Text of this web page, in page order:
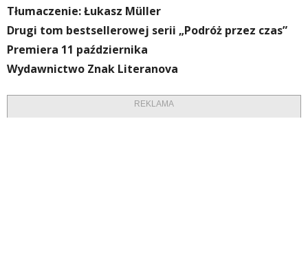
Tłumaczenie: Łukasz Müller
Drugi tom bestsellerowej serii „Podróż przez czas”
Premiera 11 października
Wydawnictwo Znak Literanova
REKLAMA